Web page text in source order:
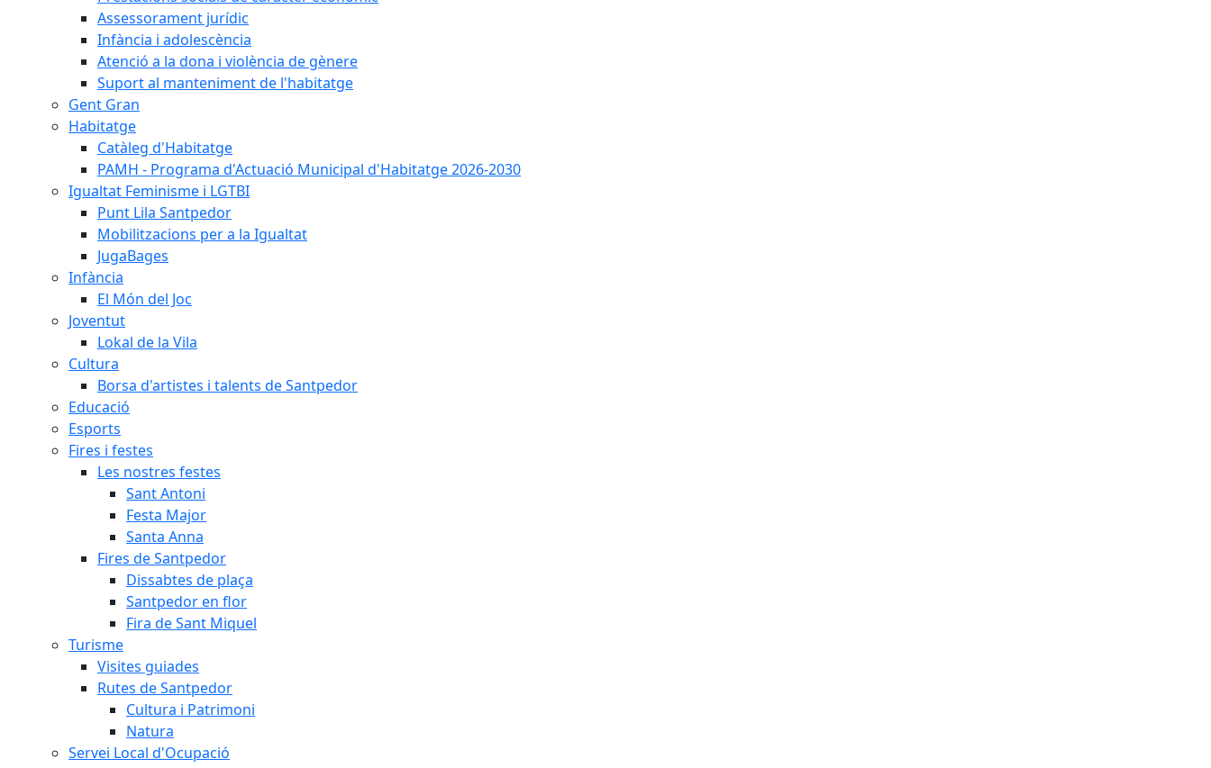
Assessorament jurídic
Infància i adolescència
Atenció a la dona i violència de gènere
Suport al manteniment de l'habitatge
Gent Gran
Habitatge
Catàleg d'Habitatge
PAMH - Programa d'Actuació Municipal d'Habitatge 2026-2030
Igualtat Feminisme i LGTBI
Punt Lila Santpedor
Mobilitzacions per a la Igualtat
JugaBages
Infància
El Món del Joc
Joventut
Lokal de la Vila
Cultura
Borsa d'artistes i talents de Santpedor
Educació
Esports
Fires i festes
Les nostres festes
Sant Antoni
Festa Major
Santa Anna
Fires de Santpedor
Dissabtes de plaça
Santpedor en flor
Fira de Sant Miquel
Turisme
Visites guiades
Rutes de Santpedor
Cultura i Patrimoni
Natura
Servei Local d'Ocupació